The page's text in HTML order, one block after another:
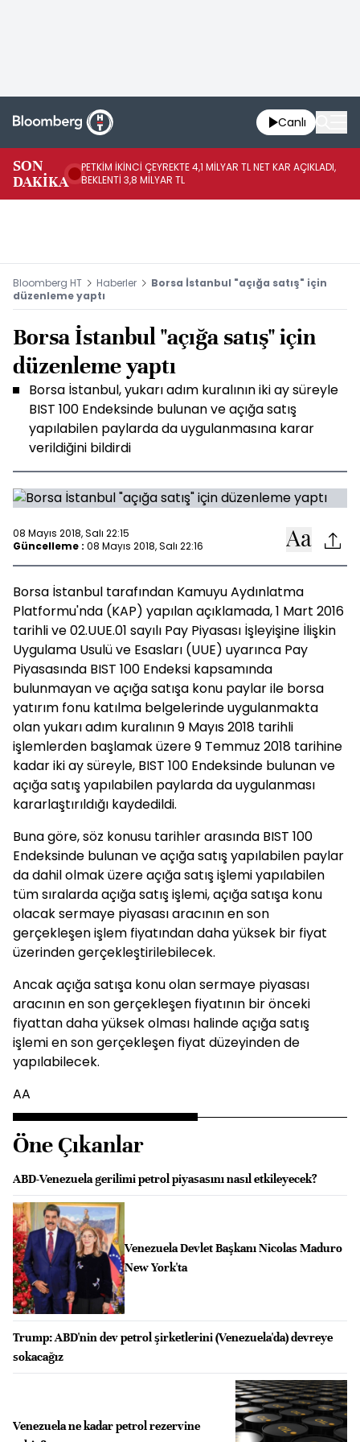
Canlı
SON
DAKİKA
PETKİM İKİNCİ ÇEYREKTE 4,1 MİLYAR TL NET KAR AÇIKLADI,
BEKLENTİ 3,8 MİLYAR TL
Bloomberg HT Haberler
Borsa İstanbul "açığa satış" için
düzenleme yaptı
Borsa İstanbul "açığa satış" için
düzenleme yaptı
Borsa İstanbul, yukarı adım kuralının iki ay süreyle
BIST 100 Endeksinde bulunan ve açığa satış
yapılabilen paylarda da uygulanmasına karar
verildiğini bildirdi
08 Mayıs 2018, Salı 22:15
Güncelleme : 08 Mayıs 2018, Salı 22:16
Borsa İstanbul tarafından Kamuyu Aydınlatma
Platformu'nda (KAP) yapılan açıklamada, 1 Mart 2016
tarihli ve 02.UUE.01 sayılı Pay Piyasası İşleyişine İlişkin
Uygulama Usulü ve Esasları (UUE) uyarınca Pay
Piyasasında BIST 100 Endeksi kapsamında
bulunmayan ve açığa satışa konu paylar ile borsa
yatırım fonu katılma belgelerinde uygulanmakta
olan yukarı adım kuralının 9 Mayıs 2018 tarihli
işlemlerden başlamak üzere 9 Temmuz 2018 tarihine
kadar iki ay süreyle, BIST 100 Endeksinde bulunan ve
açığa satış yapılabilen paylarda da uygulanması
kararlaştırıldığı kaydedildi.
Buna göre, söz konusu tarihler arasında BIST 100
Endeksinde bulunan ve açığa satış yapılabilen paylar
da dahil olmak üzere açığa satış işlemi yapılabilen
tüm sıralarda açığa satış işlemi, açığa satışa konu
olacak sermaye piyasası aracının en son
gerçekleşen işlem fiyatından daha yüksek bir fiyat
üzerinden gerçekleştirilebilecek.
Ancak açığa satışa konu olan sermaye piyasası
aracının en son gerçekleşen fiyatının bir önceki
fiyattan daha yüksek olması halinde açığa satış
işlemi en son gerçekleşen fiyat düzeyinden de
yapılabilecek.
AA
Öne Çıkanlar
ABD-Venezuela gerilimi petrol piyasasını nasıl etkileyecek?
Venezuela Devlet Başkanı Nicolas Maduro
New York'ta
Trump: ABD'nin dev petrol şirketlerini (Venezuela'da) devreye
sokacağız
Venezuela ne kadar petrol rezervine